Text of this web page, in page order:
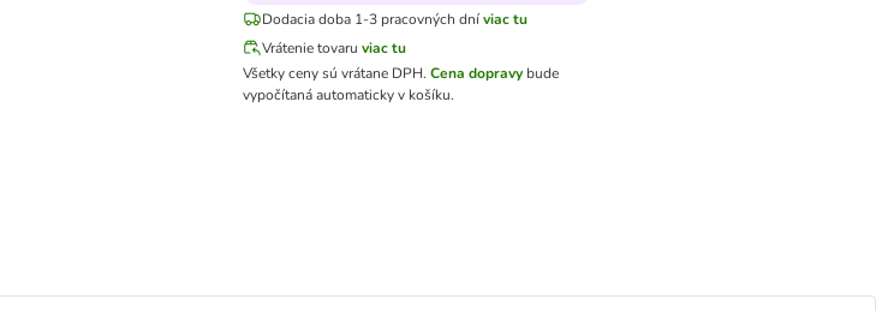
Dodacia doba 1-3 pracovných dní viac tu
Vrátenie tovaru viac tu
Všetky ceny sú vrátane DPH. Cena dopravybude
vypočítaná automaticky v košíku.